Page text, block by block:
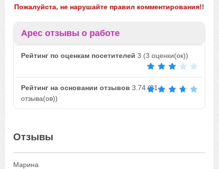
Пожалуйста, не нарушайте правил комментирования!!
Арес отзывы о работе
Рейтинг по оценкам посетителей 3 (3 оценки(ок))
Рейтинг на основании отзывов 3.74 (31
отзыва(ов))
Отзывы
Марина